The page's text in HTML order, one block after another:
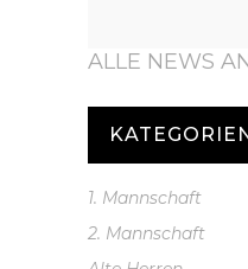
ALLE NEWS
1. Mannschaft
2. Mannschaft